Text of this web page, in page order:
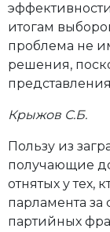
итогам
проблема не
решения,
Крыжов С.Б.
Пользу из
получающие
отнятых у тех,
парламента за
партийных